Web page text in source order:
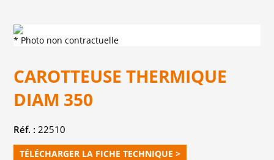
* Photo non contractuelle
CAROTTEUSE THERMIQUE
DIAM 350
Réf. : 22510
TÉLÉCHARGER LA FICHE TECHNIQUE >